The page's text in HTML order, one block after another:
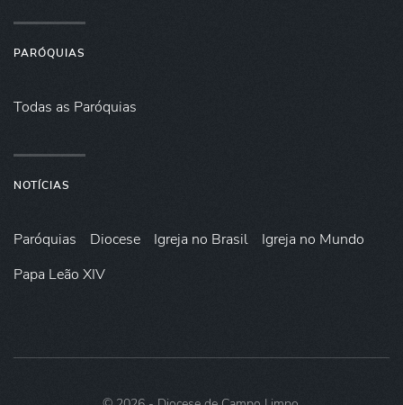
PARÓQUIAS
Todas as Paróquias
NOTÍCIAS
Paróquias Diocese Igreja no Brasil
Igreja no Mundo
Papa Leão XIV